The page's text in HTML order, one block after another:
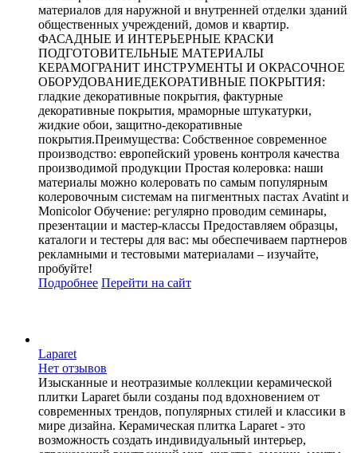
материалов для наружной и внутренней отделки зданий
общественных учреждений, домов и квартир.
ФАСАДНЫЕ И ИНТЕРЬЕРНЫЕ КРАСКИ
ПОДГОТОВИТЕЛЬНЫЕ МАТЕРИАЛЫ
КЕРАМОГРАНИТ ИНСТРУМЕНТЫ И ОКРАСОЧНОЕ
ОБОРУДОВАНИЕДЕКОРАТИВНЫЕ ПОКРЫТИЯ:
гладкие декоративные покрытия, фактурные
декоративные покрытия, мраморные штукатурки,
жидкие обои, защитно-декоративные
покрытия.Преимущества: Собственное современное
производство: европейский уровень контроля качества
производимой продукции Простая колеровка: наши
материалы можно колеровать по самым популярным
колеровочным системам на пигментных пастах Avatint и
Monicolor Обучение: регулярно проводим семинары,
презентации и мастер-классы Предоставляем образцы,
каталоги и тестеры для вас: мы обеспечиваем партнеров
рекламными и тестовыми материалами – изучайте,
пробуйте!
Подробнее Перейти на сайт
Laparet
Нет отзывов
Изысканные и неотразимые коллекции керамической
плитки Laparet были созданы под вдохновением от
современных трендов, популярных стилей и классики в
мире дизайна. Керамическая плитка Laparet - это
возможность создать индивидуальный интерьер,